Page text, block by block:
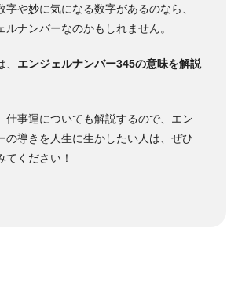
字や妙に気になる数字があるのなら、
ルナンバーなのかもしれません。
エンジェルナンバー345の意味を解説
仕事運についても解説するので、エン
の導きを人生に生かしたい人は、ぜひ
てください！